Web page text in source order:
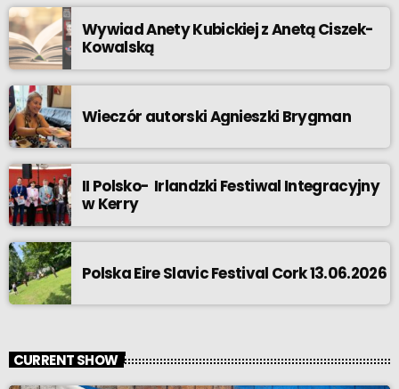
Wywiad Anety Kubickiej z Anetą Ciszek-
Kowalską
Wieczór autorski Agnieszki Brygman
II Polsko- Irlandzki Festiwal Integracyjny
w Kerry
Polska Eire Slavic Festival Cork 13.06.2026
CURRENT SHOW